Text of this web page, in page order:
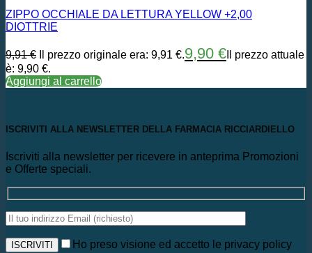
ZIPPO OCCHIALE DA LETTURA YELLOW +2,00
DIOTTRIE
9,91€ Il prezzo originale era: 9,91 €.9,90 € Il prezzo attuale
è: 9,90 €.
Aggiungi al carrello
ISCRIVITI ALLA NEWSLETTER DELLA FARMACIA RICCIARDIELLO
Iscriviti alla newsletter per ricevere in anteprima Promozioni
e Offerte speciali.
Ho preso visione ed accetto le privacy policy